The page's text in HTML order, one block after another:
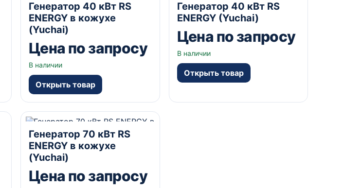
да А
Генератор 40 кВт RS
ENERGY в кожухе
(Yuchai)
Цена по запросу
В наличии
Открыть товар
да А
Генератор 40 кВт RS
ENERGY (Yuchai)
Цена по запросу
В наличии
Открыть товар
да А
Генератор 70 кВт RS
ENERGY в кожухе
(Yuchai)
Цена по запросу